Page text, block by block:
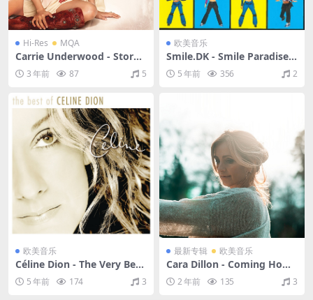
Hi-Res MQA
Carrie Underwood - Storyt
eller（2015/FLAC/分轨/563
M）(MQA/24bit/44.1kHz)
3 年前 87 5
欧美音乐
Smile.DK - Smile Paradise
（2000/FLAC/EP分轨/209
M）5 年前 356 2
欧美音乐
Céline Dion - The Very Best
of Celine Dion（2014/FLA
C/分轨/413M）
5 年前 174 3
最新专辑 欧美音乐
Cara Dillon - Coming Home
（2024/FLAC/分轨/200M）
2 年前 135 3